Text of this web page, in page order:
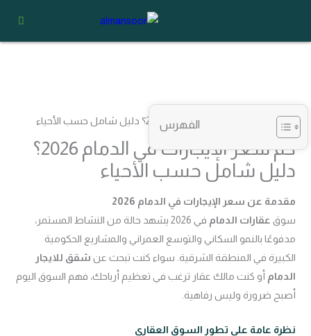
كم سعر الإيجارات في الدمام 2026؟
دليل شامل حسب الأحياء
الفهرس
مقدمة عن سعر الإيجارات في الدمام 2026
سوق عقارات الدمام
في 2026 يشهد حالة من النشاط المستمر،
مدفوعًا بالنمو السكاني والتوسع العمراني والمشاريع الحكومية
الكبيرة في المنطقة الشرقية. سواء كنت تبحث عن شقق للايجار
الدمام أو كنت مالك عقار ترغب في تعظيم أرباحك، فهم السوق اليوم
أصبح ضرورة وليس رفاهية.
نظرة عامة على تطور السوق العقاري